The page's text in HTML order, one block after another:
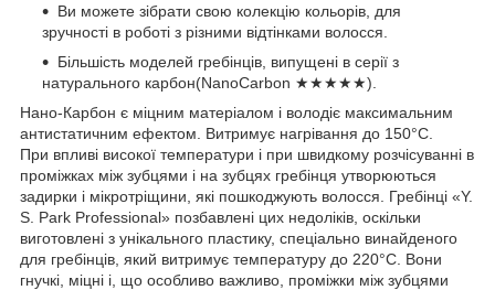
Ви можете зібрати свою колекцію кольорів, для
зручності в роботі з різними відтінками волосся.
Більшість моделей гребінців, випущені в серії з
натурального карбон(NanoCarbon ★★★★★).
Нано-Карбон є міцним матеріалом і володіє максимальним
антистатичним ефектом. Витримує нагрівання до 150°С.
При впливі високої температури і при швидкому розчісуванні в
проміжках між зубцями і на зубцях гребінця утворюються
задирки і мікротріщини, які пошкоджують волосся. Гребінці «Y.
S. Park Professional» позбавлені цих недоліків, оскільки
виготовлені з унікального пластику, спеціально винайденого
для гребінців, який витримує температуру до 220°С. Вони
гнучкі, міцні і, що особливо важливо, проміжки між зубцями